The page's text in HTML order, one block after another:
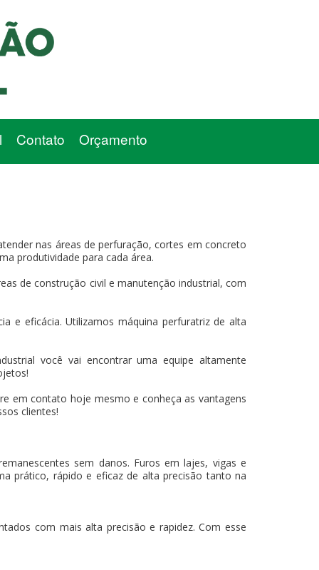
Contato Orçamento
nas áreas de perfuração, cortes em concreto
produtividade para cada área.
de construção civil e manutenção industrial, com
e eficácia. Utilizamos máquina perfuratriz de alta
você vai encontrar uma equipe altamente
em contato hoje mesmo e conheça as vantagens
clientes!
sem danos. Furos em lajes, vigas e
prático, rápido e eficaz de alta precisão tanto na
com mais alta precisão e rapidez. Com esse